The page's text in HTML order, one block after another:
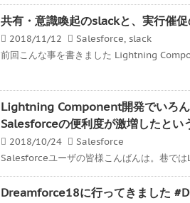
共有・意識喚起のslackと、実行催
2018/11/12 Salesforce, slack
前回こんな事を書きました Lightning
Lightning Component開発でいろん
Salesforceの便利度が激増したとい
2018/10/24
Salesforce
Salesforceユーザの皆様こんばんは。巷で
Dreamforce18に行ってきました